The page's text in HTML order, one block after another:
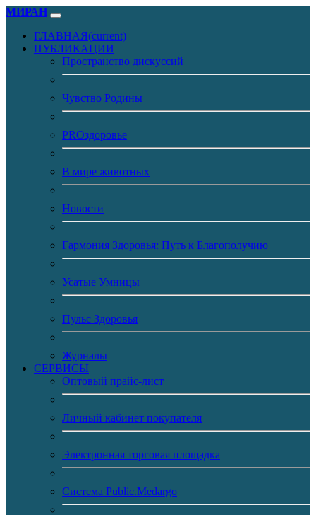
МИРАН
ГЛАВНАЯ(current)
ПУБЛИКАЦИИ
Пространство дискуссий
Чувство Родины
PROздоровье
В мире животных
Новости
Гармония Здоровья: Путь к Благополучию
Усатые Умницы
Пульс Здоровья
Журналы
CЕРВИСЫ
Оптовый прайс-лист
Личный кабинет покупателя
Электронная торговая площадка
Система Public.Medargo